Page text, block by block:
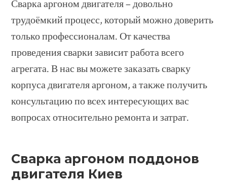
Сварка аргоном двигателя – довольно
трудоёмкий процесс, который можно доверить
только профессионалам. От качества
проведения сварки зависит работа всего
агрегата. В нас вы можете заказать сварку
корпуса двигателя аргоном, а также получить
консультацию по всех интересующих вас
вопросах относительно ремонта и затрат.
Сварка аргоном поддонов
двигателя Киев